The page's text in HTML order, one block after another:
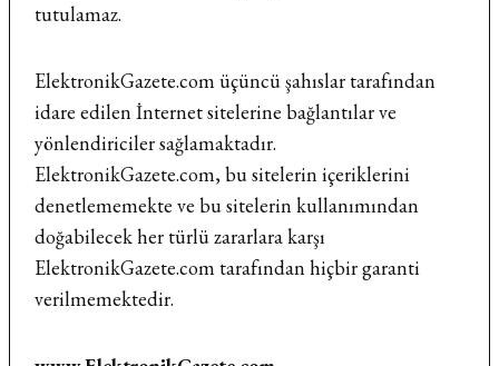
tutulamaz.
ElektronikGazete.com üçüncü şahıslar tarafından
idare edilen İnternet sitelerine bağlantılar ve
yönlendiriciler sağlamaktadır.
ElektronikGazete.com, bu sitelerin içeriklerini
denetlememekte ve bu sitelerin kullanımından
doğabilecek her türlü zararlara karşı
ElektronikGazete.com tarafından hiçbir garanti
verilmemektedir.